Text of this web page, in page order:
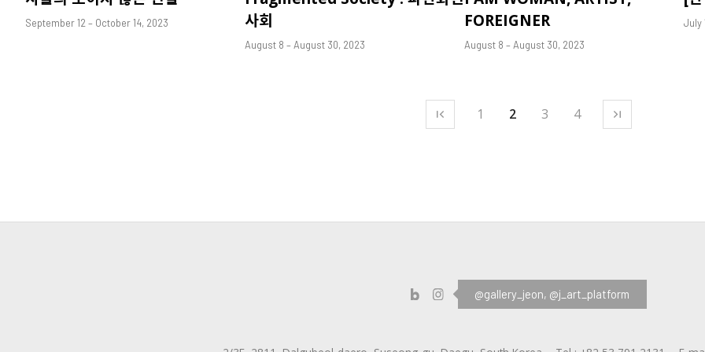
September 12 – October 14, 2023
사회
August 8 – August 30, 2023
FOREIGNER
August 8 – August 30, 2023
July
1 2 3 4
@gallery_jeon, @j_art_platform